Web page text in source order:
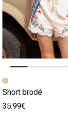
Image précédente
Image suivante
Short brodé
35.99€